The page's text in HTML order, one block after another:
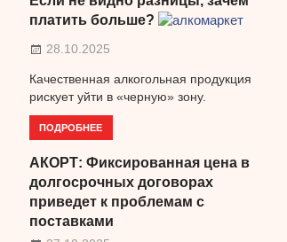
платить больше?
28.10.2025
Качественная алкогольная продукция
рискует уйти в «черную» зону.
ПОДРОБНЕЕ
АКОРТ: Фиксированная цена в
долгосрочных договорах
приведет к проблемам с
поставками